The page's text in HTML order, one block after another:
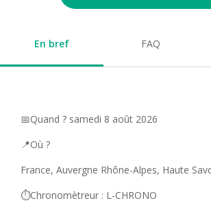
En bref FAQ
📅Quand ? samedi 8 août 2026
📍Où ?
France, Auvergne Rhône-Alpes, Haute
⏱️Chronomètreur : L-CHRONO